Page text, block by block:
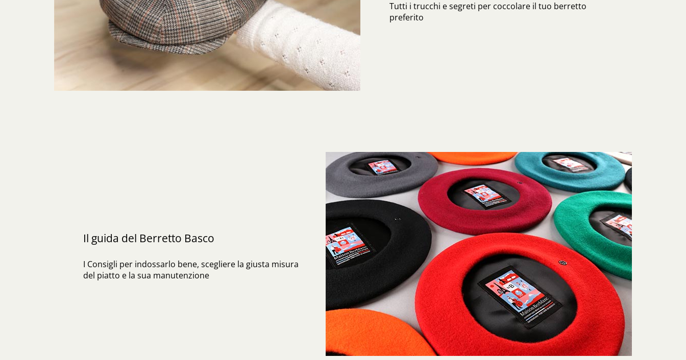
Tutti i trucchi e segreti per coccolare il tuo berretto
preferito
Il guida del Berretto Basco
I Consigli per indossarlo bene, scegliere la giusta misura
del piatto e la sua manutenzione